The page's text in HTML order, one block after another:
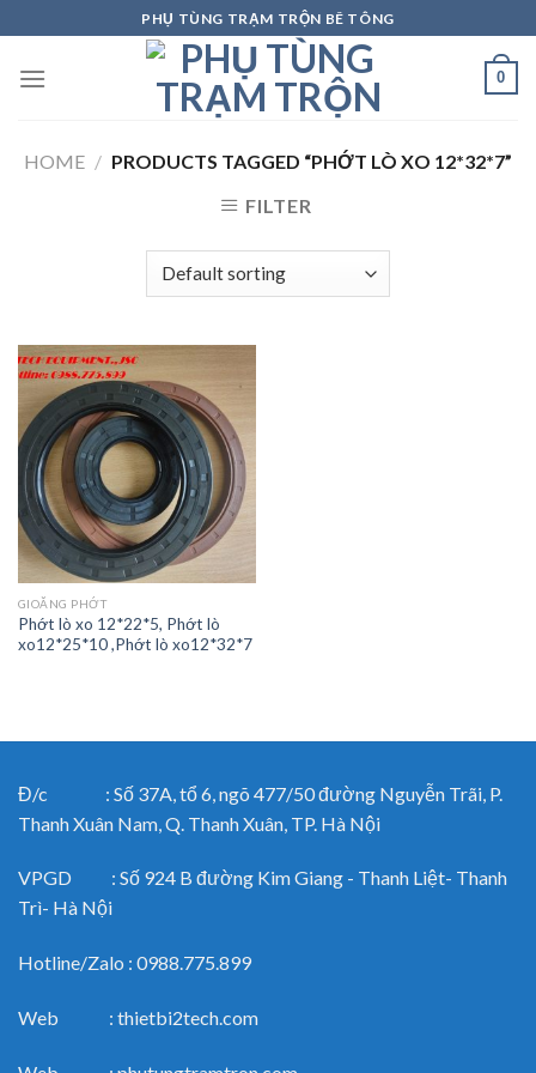
to
content
PHỤ TÙNG TRẠM TRỘN BÊ TÔNG
0
HOME / PRODUCTS TAGGED “PHỚT LÒ XO 12*32*7”
FILTER
GIOĂNG PHỚT
Phớt lò xo 12*22*5, Phớt lò
xo12*25*10 ,Phớt lò xo12*32*7
Đ/c : Số 37A, tổ 6, ngõ 477/50 đường Nguyễn Trãi, P.
Thanh Xuân Nam, Q. Thanh Xuân, TP. Hà Nội
VPGD : Số 924 B đường Kim Giang - Thanh Liệt- Thanh
Trì- Hà Nội
Hotline/Zalo : 0988.775.899
Web : thietbi2tech.com